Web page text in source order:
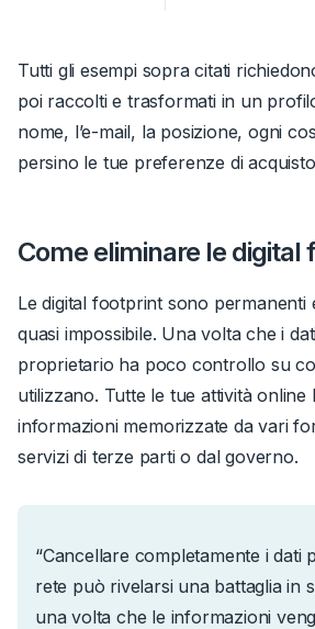
Tutti gli esempi sopra citati
poi raccolti e trasformati in un
nome, l’e-mail, la posizione, ogni
persino le tue preferenze di
Come eliminare le digital
Le digital footprint sono permanenti
quasi impossibile. Una volta che i
proprietario ha poco controllo su
utilizzano. Tutte le tue attività online
informazioni memorizzate da vari
servizi di terze parti o dal governo.
“Cancellare completamente i dati
rete può rivelarsi una battaglia in
una volta che le informazioni